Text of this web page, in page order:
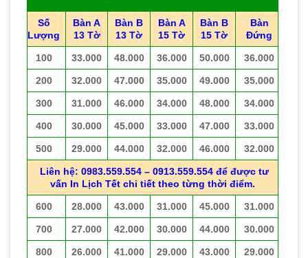
Số
Lượng
Bàn A
13 Tờ
Bàn B
13 Tờ
Bàn A
15 Tờ
Bàn B
15 Tờ
Bàn
Đứng
100 33.000 48.000 36.000 50.000 36.000
200 32.000 47.000 35.000 49.000 35.000
300 31.000 46.000 34.000 48.000 34.000
400 30.000 45.000 33.000 47.000 33.000
500 29.000 44.000 32.000 46.000 32.000
Liên hệ: 0983.559.554 – 0913.559.554 để được tư
vấn In Lịch Tết chi tiết theo từng thời điểm.
600 28.000 43.000 31.000 45.000 31.000
700 27.000 42.000 30.000 44.000 30.000
800 26.000 41.000 29.000 43.000 29.000